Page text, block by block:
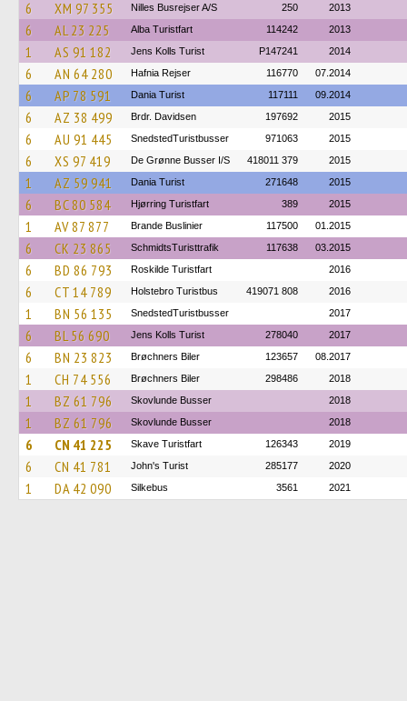
6 XM 97 355 Nilles Busrejser A/S 250 2013
6 AL 23 225 Alba Turistfart 114242 2013
1 AS 91 182 Jens Kolls Turist P147241 2014
6 AN 64 280 Hafnia Rejser 116770 07.2014
6 AP 78 591 Dania Turist 117111 09.2014
6 AZ 38 499 Brdr. Davidsen 197692 2015
6 AU 91 445 SnedstedTuristbusser 971063 2015
6 XS 97 419 De Grønne Busser I/S 418011 379 2015
1 AZ 59 941 Dania Turist 271648 2015
6 BC 80 584 Hjørring Turistfart 389 2015
1 AV 87 877 Brande Buslinier 117500 01.2015
6 CK 23 865 SchmidtsTuristtrafik 117638 03.2015
6 BD 86 793 Roskilde Turistfart 2016
6 CT 14 789 Holstebro Turistbus 419071 808 2016
1 BN 56 135 SnedstedTuristbusser 2017
6 BL 56 690 Jens Kolls Turist 278040 2017
6 BN 23 823 Brøchners Biler 123657 08.2017
1 CH 74 556 Brøchners Biler 298486 2018
1 BZ 61 796 Skovlunde Busser 2018
1 BZ 61 796 Skovlunde Busser 2018
6 CN 41 225 Skave Turistfart 126343 2019
6 CN 41 781 John's Turist 285177 2020
1 DA 42 090 Silkebus 3561 2021